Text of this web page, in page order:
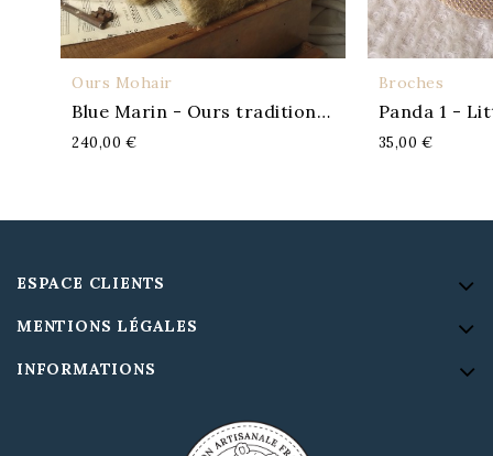
APERÇU
Ours Mohair
Blue Marin - Ours traditionnel
240,00 €
Broches
Panda 1 -
35,00 €
ESPACE CLIENTS
MENTIONS LÉGALES
INFORMATIONS